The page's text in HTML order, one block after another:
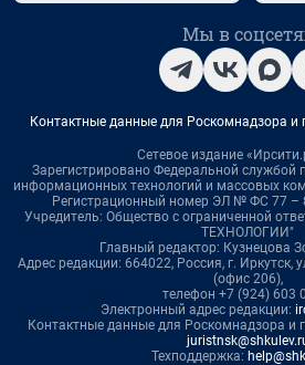
Мы в
Контактные данные для Роскомнадзора и
Сетевое издание
Зарегистрировано Федеральной службой
информационных технологий и массовых
Регистрационный номер ЭЛ № ФС 77 –
Учредитель: Общество с ограниченной
ТЕХНОЛОГИИ"
Главный редактор: Кузнецова
Адрес редакции: 664022, Россия, г. Иркутск,
(офис 206),
телефон +7 (924) 603
Электронный адрес редакции:
Контактные данные для Роскомнадзора и
Техподдержка: